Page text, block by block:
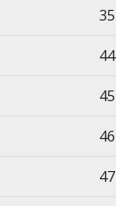
35
44
45
46
47